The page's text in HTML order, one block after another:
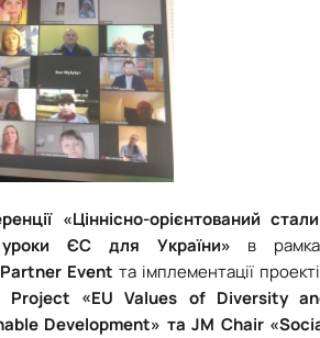
«Ціннісно-орієнтований
уроки ЄС для України» в
Event та імплементації
Project «EU Values of Diversity
Development» та JM Chair